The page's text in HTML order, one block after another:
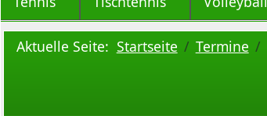
Aktuelle Seite: Startseite Termine